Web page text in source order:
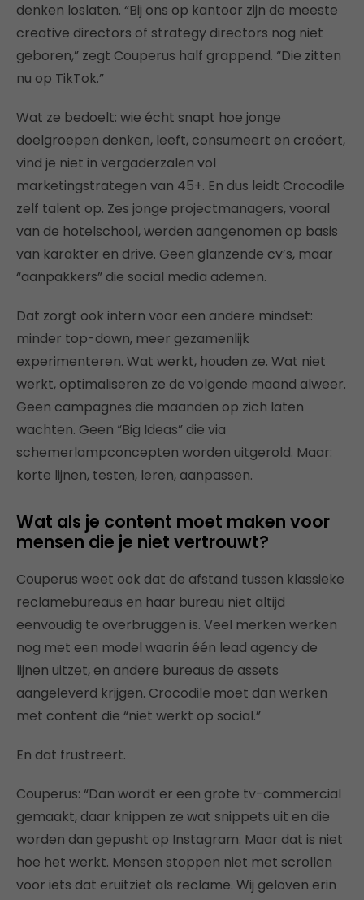
denken loslaten. “Bij ons op kantoor zijn de meeste
creative directors of strategy directors nog niet
geboren,” zegt Couperus half grappend. “Die zitten
nu op TikTok.”
Wat ze bedoelt: wie écht snapt hoe jonge
doelgroepen denken, leeft, consumeert en creëert,
vind je niet in vergaderzalen vol
marketingstrategen van 45+. En dus leidt Crocodile
zelf talent op. Zes jonge projectmanagers, vooral
van de hotelschool, werden aangenomen op basis
van karakter en drive. Geen glanzende cv’s, maar
“aanpakkers” die social media ademen.
Dat zorgt ook intern voor een andere mindset:
minder top-down, meer gezamenlijk
experimenteren. Wat werkt, houden ze. Wat niet
werkt, optimaliseren ze de volgende maand alweer.
Geen campagnes die maanden op zich laten
wachten. Geen “Big Ideas” die via
schemerlampconcepten worden uitgerold. Maar:
korte lijnen, testen, leren, aanpassen.
Wat als je content moet maken voor
mensen die je niet vertrouwt?
Couperus weet ook dat de afstand tussen klassieke
reclamebureaus en haar bureau niet altijd
eenvoudig te overbruggen is. Veel merken werken
nog met een model waarin één lead agency de
lijnen uitzet, en andere bureaus de assets
aangeleverd krijgen. Crocodile moet dan werken
met content die “niet werkt op social.”
En dat frustreert.
Couperus: “Dan wordt er een grote tv-commercial
gemaakt, daar knippen ze wat snippets uit en die
worden dan gepusht op Instagram. Maar dat is niet
hoe het werkt. Mensen stoppen niet met scrollen
voor iets dat eruitziet als reclame. Wij geloven erin